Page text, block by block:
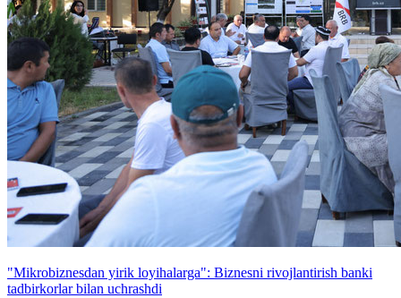
"Mikrobiznesdan yirik loyihalarga": Biznesni rivojlantirish banki
tadbirkorlar bilan uchrashdi